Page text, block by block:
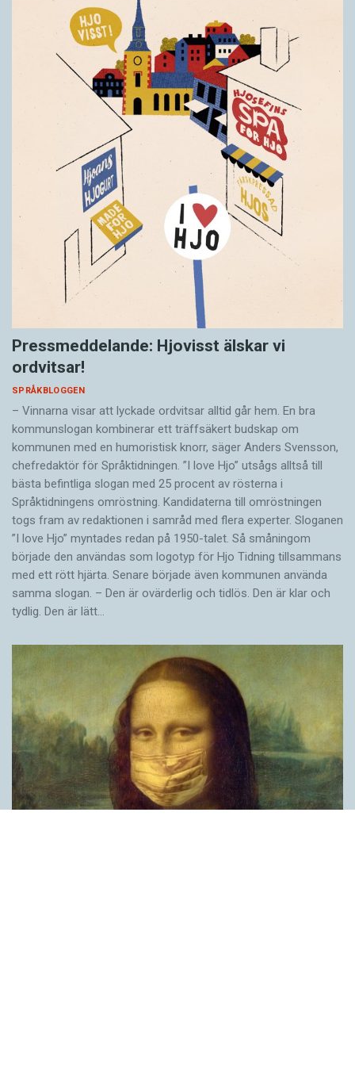
Pressmeddelande: Hjovisst älskar vi
ordvitsar!
SPRÅKBLOGGEN
– Vinnarna visar att lyckade ordvitsar alltid går hem. En bra
kommunslogan kombinerar ett träffsäkert budskap om
kommunen med en humoristisk knorr, säger Anders Svensson,
chefredaktör för Språktidningen. ”I love Hjo” utsågs alltså till
bästa befintliga slogan med 25 procent av rösterna i
Språktidningens omröstning. Kandidaterna till omröstningen
togs fram av redaktionen i samråd med flera experter. Sloganen
”I love Hjo” myntades redan på 1950-talet. Så småningom
började den användas som logotyp för Hjo Tidning tillsammans
med ett rött hjärta. Senare började även kommunen använda
samma slogan. – Den är ovärderlig och tidlös. Den är klar och
tydlig. Den är lätt…